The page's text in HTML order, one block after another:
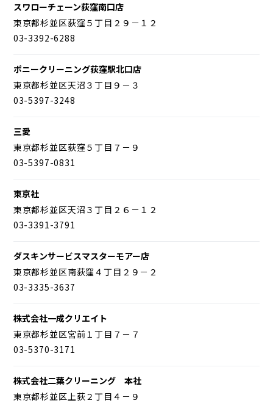
スワローチェーン荻窪南口店
東京都杉並区荻窪５丁目２９－１２
03-3392-6288
ポニークリーニング荻窪駅北口店
東京都杉並区天沼３丁目９－３
03-5397-3248
三愛
東京都杉並区荻窪５丁目７－９
03-5397-0831
東京社
東京都杉並区天沼３丁目２６－１２
03-3391-3791
ダスキンサービスマスターモアー店
東京都杉並区南荻窪４丁目２９－２
03-3335-3637
株式会社一成クリエイト
東京都杉並区宮前１丁目７－７
03-5370-3171
株式会社二葉クリーニング 本社
東京都杉並区上荻２丁目４－９